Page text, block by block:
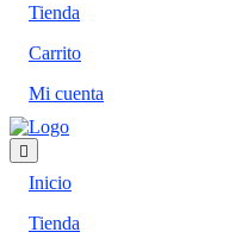
Tienda
Carrito
Mi cuenta
Inicio
Tienda